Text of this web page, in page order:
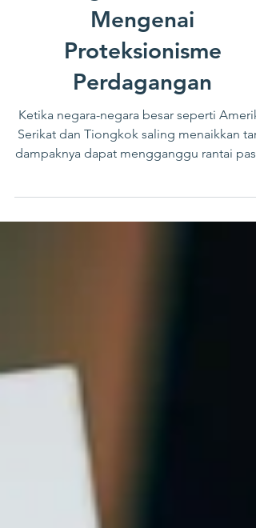
Dialog Utara-Selatan
Mengenai
Proteksionisme
Perdagangan
Ketika negara-negara besar seperti
Serikat dan Tiongkok saling menaikkan
global secara signifikan.